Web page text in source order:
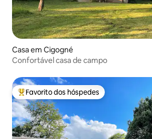
Casa em Cigogné
Confortável casa de campo
Favoritos dos hóspedes mais apreciados
Favorito dos hóspedes